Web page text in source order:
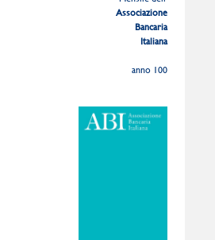
Associazione
Bancaria
Italiana
anno 100